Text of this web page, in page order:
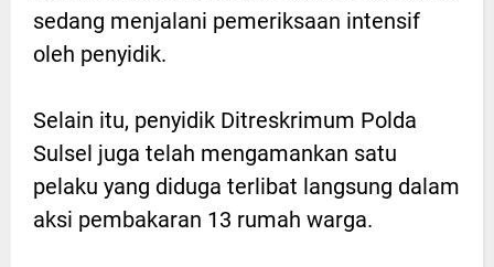
sedang menjalani pemeriksaan intensif
oleh penyidik.
Selain itu, penyidik Ditreskrimum Polda
Sulsel juga telah mengamankan satu
pelaku yang diduga terlibat langsung dalam
aksi pembakaran 13 rumah warga.